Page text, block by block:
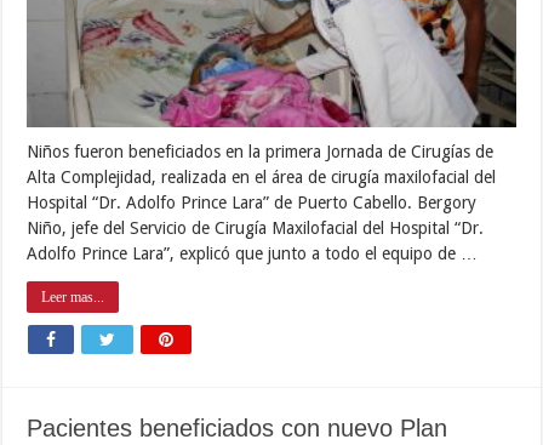
Niños fueron beneficiados en la primera Jornada de Cirugías de
Alta Complejidad, realizada en el área de cirugía maxilofacial del
Hospital “Dr. Adolfo Prince Lara” de Puerto Cabello. Bergory
Niño, jefe del Servicio de Cirugía Maxilofacial del Hospital “Dr.
Adolfo Prince Lara”, explicó que junto a todo el equipo de …
Leer mas...
Pacientes beneficiados con nuevo Plan